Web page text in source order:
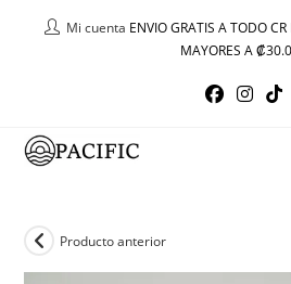
Mi cuenta ENVIO GRATIS A TODO
MAYORES A
Producto anterior